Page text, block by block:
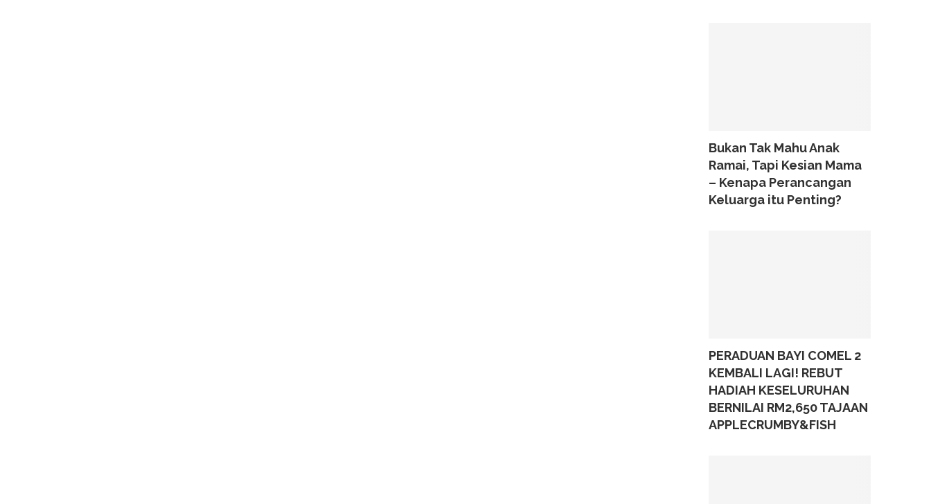
Bukan Tak Mahu Anak
Ramai, Tapi Kesian Mama
– Kenapa Perancangan
Keluarga itu Penting?
PERADUAN BAYI COMEL 2
KEMBALI LAGI! REBUT
HADIAH KESELURUHAN
BERNILAI RM2,650 TAJAAN
APPLECRUMBY&FISH